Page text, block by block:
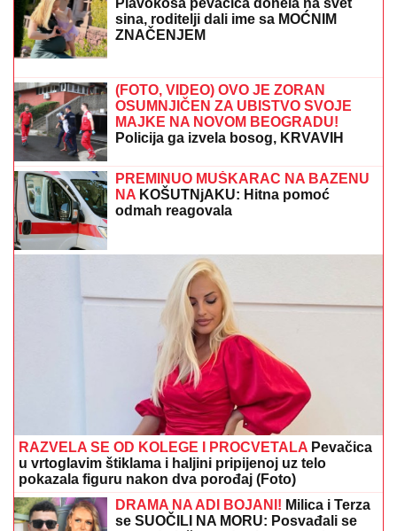
(VIDEO) ŠOK OBRT NAKON BURNOG SUSRETA SA
MILICOM NA ADI BOJANI
puta pričali, a onda ga pozvala: "Upisaću se kao
EU PRIZNALA DA ZAVISI OD JEDNE
ZEMLjE: Posledice bi mogle biti
ogromne
Dragan Stanković zaprosio
Aleksandru nakon TRI MESECA
VEZE, a svi u čudu KOLIKO JE ONA
ZAPRAVO MLAĐA OD NJEGA!